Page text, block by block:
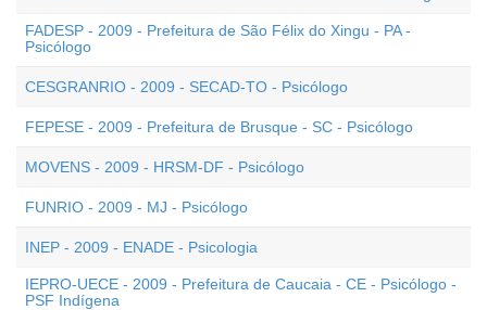
FADESP - 2009 - Prefeitura de São Félix do Xingu - PA -
Psicólogo
CESGRANRIO - 2009 - SECAD-TO - Psicólogo
FEPESE - 2009 - Prefeitura de Brusque - SC - Psicólogo
MOVENS - 2009 - HRSM-DF - Psicólogo
FUNRIO - 2009 - MJ - Psicólogo
INEP - 2009 - ENADE - Psicologia
IEPRO-UECE - 2009 - Prefeitura de Caucaia - CE - Psicólogo -
PSF Indígena